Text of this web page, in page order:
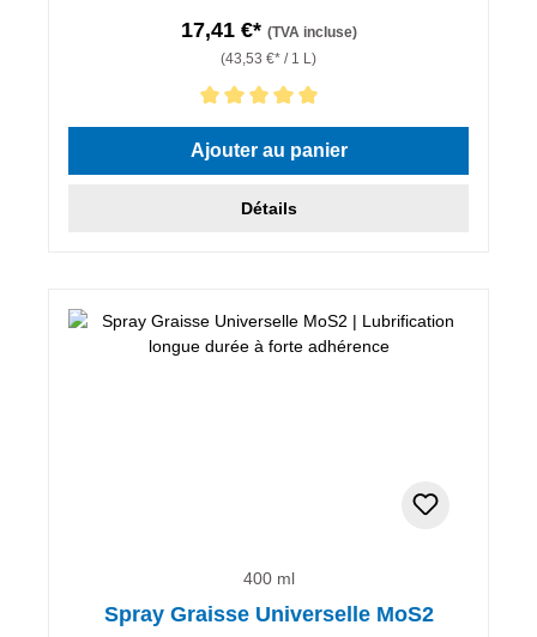
17,41 €* (TVA incluse)
(43,53 €* / 1 L)
Note moyenne de 5 sur 5 étoiles
Ajouter au panier
Détails
400 ml
Spray Graisse Universelle MoS2